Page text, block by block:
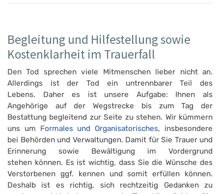
Begleitung und Hilfestellung sowie
Kostenklarheit im Trauerfall
Den Tod sprechen viele Mitmenschen lieber nicht an.
Allerdings ist der Tod ein untrennbarer Teil des
Lebens. Daher es ist unsere Aufgabe: Ihnen als
Angehörige auf der Wegstrecke bis zum Tag der
Bestattung begleitend zur Seite zu stehen. Wir kümmern
uns um Formales und Organisatorisches, insbesondere
bei Behörden und Verwaltungen. Damit für Sie Trauer und
Erinnerung sowie Bewältigung im Vordergrund
stehen können. Es ist wichtig, dass Sie die Wünsche des
Verstorbenen ggf. kennen und somit erfüllen können.
Deshalb ist es richtig, sich rechtzeitig Gedanken zu